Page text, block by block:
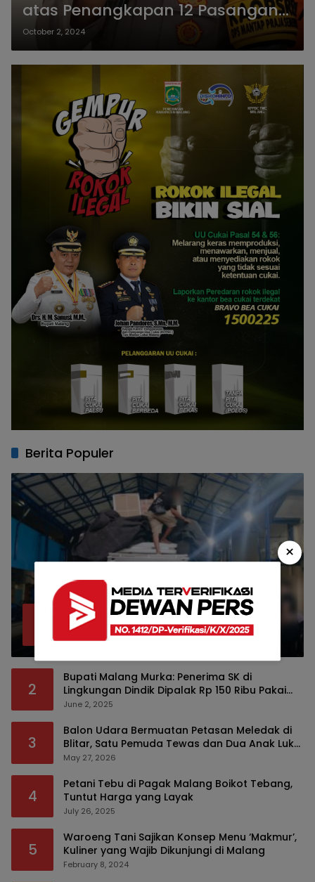
atas Penangkapan 12 Pasangan
Pesta Seks Swinger
October 2, 2024
Berita Populer
Bea Cukai Malang Sita 172 Ribu Batang
Rokok Ilegal Bermodus Kemasan Sabun
April 22, 2026
2
Bupati Malang Murka: Penerima SK di
Lingkungan Dindik Dipalak Rp 150 Ribu Pakai
Modus Tumpengan, KPK Turut Pantau
June 2, 2025
3
Balon Udara Bermuatan Petasan Meledak di
Blitar, Satu Pemuda Tewas dan Dua Anak Luka
Serius
May 27, 2026
4
Petani Tebu di Pagak Malang Boikot Tebang,
Tuntut Harga yang Layak
July 26, 2025
5
Waroeng Tani Sajikan Konsep Menu ‘Makmur’,
Kuliner yang Wajib Dikunjungi di Malang
February 8, 2024
×